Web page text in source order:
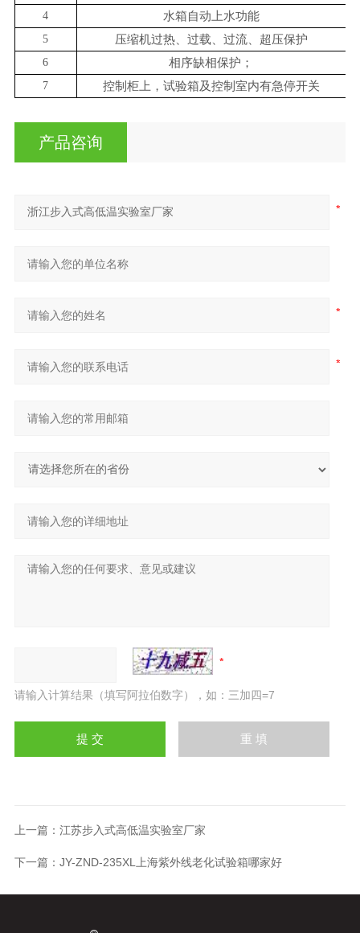
4 水箱自动上水功能
5 压缩机过热、过载、过流、超压保护
6 相序缺相保护；
7 控制柜上，试验箱及控制室内有急停开关
产品咨询
请输入计算结果（填写阿拉伯数字），如：三加四=7
上一篇： 江苏步入式高低温实验室厂家
下一篇： JY-ZND-235XL上海紫外线老化试验箱哪家好